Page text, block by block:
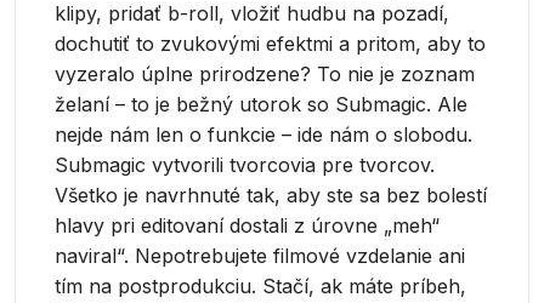
klipy, pridať b-roll, vložiť hudbu na pozadí,
dochutiť to zvukovými efektmi a pritom, aby to
vyzeralo úplne prirodzene? To nie je zoznam
želaní – to je bežný utorok so Submagic. Ale
nejde nám len o funkcie – ide nám o slobodu.
Submagic vytvorili tvorcovia pre tvorcov.
Všetko je navrhnuté tak, aby ste sa bez bolestí
hlavy pri editovaní dostali z úrovne „meh“
naviral“. Nepotrebujete filmové vzdelanie ani
tím na postprodukciu. Stačí, ak máte príbeh,